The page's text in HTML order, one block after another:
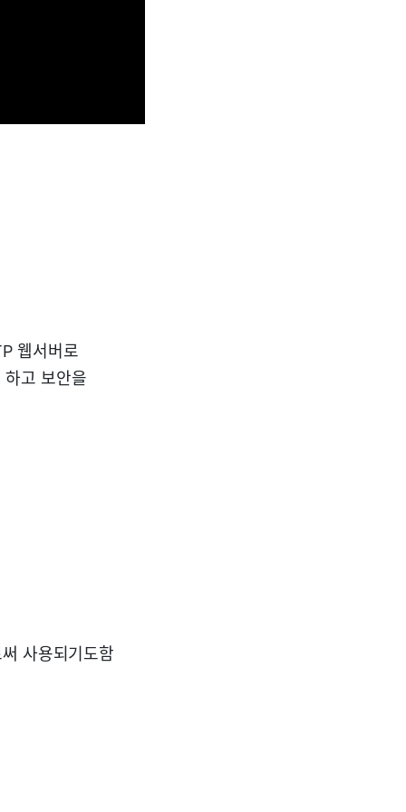
웹서버로
고 보안을
사용되기도함